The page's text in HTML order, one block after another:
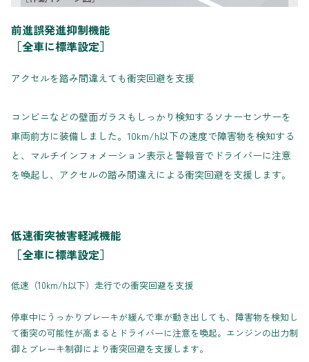
前進誤発進抑制機能
［全車に標準設定］
アクセルを踏み間違えても衝突回避を支援
コンビニなどの壁面ガラスもしっかり検知するソナーセンサーを
車両前方に装備しました。10km/h以下の速度で障害物を検知する
と、マルチインフォメーション表示と警報音でドライバーに注意
を喚起し、アクセルの踏み間違えによる衝突回避を支援します。
低速衝突被害軽減機能
［全車に標準設定］
低速（10km/h以下）走行での衝突回避を支援
停車中にうっかりブレーキが緩んで車が動き出しても、障害物を検知し
て衝突の可能性が高まるとドライバーに注意を喚起。エンジンの出力制
御とブレーキ制御により衝突回避を支援します。